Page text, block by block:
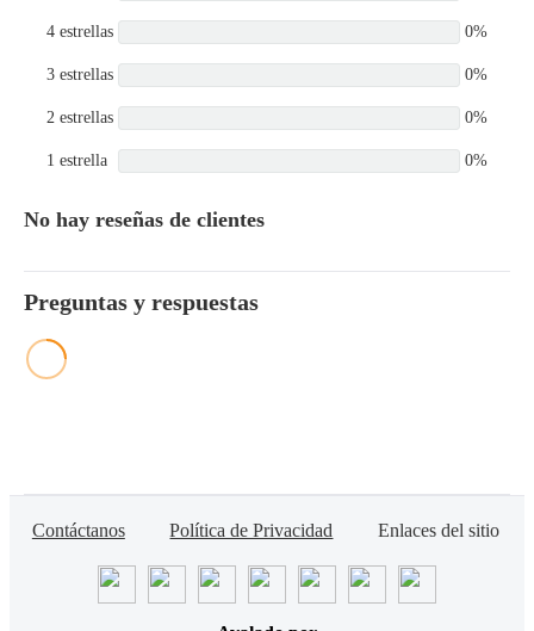
4 estrellas 0%
3 estrellas 0%
2 estrellas 0%
1 estrella 0%
No hay reseñas de clientes
Preguntas y respuestas
Contáctanos Política de Privacidad Enlaces del sitio